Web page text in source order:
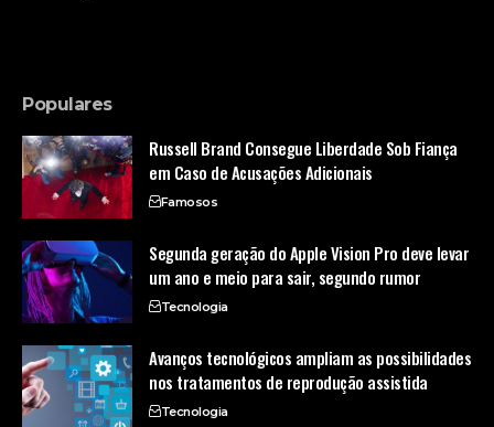
Populares
Russell Brand Consegue Liberdade Sob Fiança
em Caso de Acusações Adicionais
Famosos
Segunda geração do Apple Vision Pro deve levar
um ano e meio para sair, segundo rumor
Tecnologia
Avanços tecnológicos ampliam as possibilidades
nos tratamentos de reprodução assistida
Tecnologia